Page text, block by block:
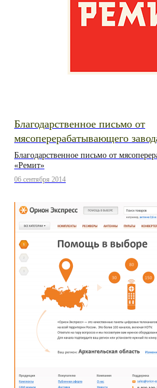
Благодарственное письмо от
мясоперерабатывающего
Благодарственное письмо от
«Ремит»
06 сентября 2014